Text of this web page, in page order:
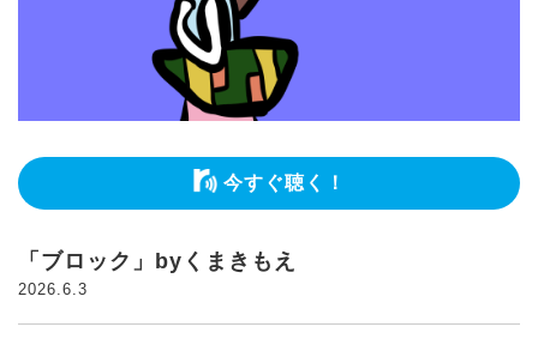
今すぐ聴く！
「ブロック」byくまきもえ
2026.6.3